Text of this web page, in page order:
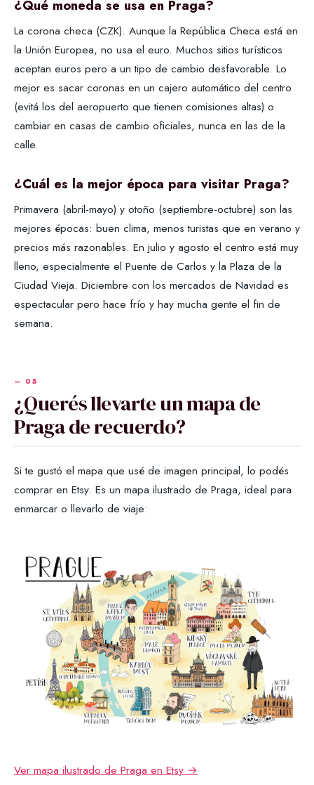
¿Qué moneda se usa en Praga?
La corona checa (CZK). Aunque la República Checa está en
la Unión Europea, no usa el euro. Muchos sitios turísticos
aceptan euros pero a un tipo de cambio desfavorable. Lo
mejor es sacar coronas en un cajero automático del centro
(evitá los del aeropuerto que tienen comisiones altas) o
cambiar en casas de cambio oficiales, nunca en las de la
calle.
¿Cuál es la mejor época para visitar Praga?
Primavera (abril-mayo) y otoño (septiembre-octubre) son las
mejores épocas: buen clima, menos turistas que en verano y
precios más razonables. En julio y agosto el centro está muy
lleno, especialmente el Puente de Carlos y la Plaza de la
Ciudad Vieja. Diciembre con los mercados de Navidad es
espectacular pero hace frío y hay mucha gente el fin de
semana.
¿Querés llevarte un mapa de
Praga de recuerdo?
Si te gustó el mapa que usé de imagen principal, lo podés
comprar en Etsy. Es un mapa ilustrado de Praga, ideal para
enmarcar o llevarlo de viaje:
Ver mapa ilustrado de Praga en Etsy →